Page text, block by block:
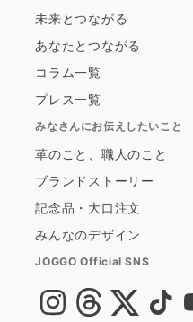
未来とつながる
あなたとつながる
コラム一覧
プレス一覧
みなさんにお伝えしたいこと
革のこと、職人のこと
ブランドストーリー
記念品・大口注文
みんなのデザイン
JOGGO Official SNS